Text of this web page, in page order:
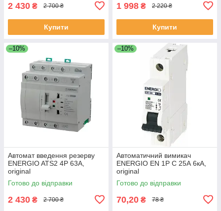
2 430 ₴ 2 700 ₴
Купити
1 998 ₴ 2 220 ₴
Купити
–10%
Автомат введення резерву
ENERGIO ATS2 4P 63A,
original
Готово до відправки
2 430 ₴ 2 700 ₴
–10%
Автоматичний вимикач
ENERGIO EN 1P C 25А 6кА,
original
Готово до відправки
70,20 ₴ 78 ₴